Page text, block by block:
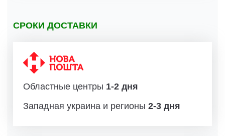
СРОКИ ДОСТАВКИ
Областные центры 1-2 дня
Западная украина и регионы 2-3 дня